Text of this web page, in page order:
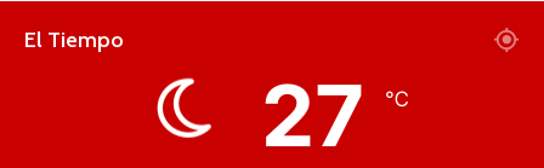
El Tiempo
27 ℃